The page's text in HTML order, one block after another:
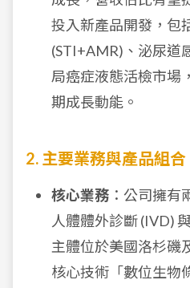
投入新產品開發，包
(STI+AMR)、泌尿道
局癌症液態活檢市場
期成長動能。
2. 主要業務與產品組合
核心業務 ：公司擁有
人體體外診斷 (IVD)
主體位於美國洛杉磯
核心技術「數位生物